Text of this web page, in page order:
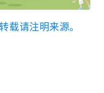
载请注明来源。